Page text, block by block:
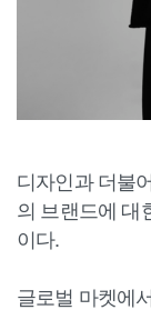
디자인과 더불
의 브랜드에 대
이다.
글로벌 마켓에